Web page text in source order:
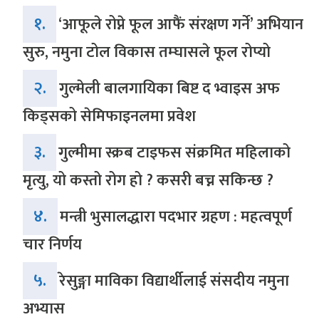
१. ‘आफूले रोप्ने फूल आफैं संरक्षण गर्ने’ अभियान
सुरु, नमुना टोल विकास तम्घासले फूल रोप्यो
२. गुल्मेली बालगायिका बिष्ट द भ्वाइस अफ
किड्सको सेमिफाइनलमा प्रवेश
३. गुल्मीमा स्क्रब टाइफस संक्रमित महिलाको
मृत्यु, यो कस्तो रोग हो ? कसरी बच्न सकिन्छ ?
४. मन्त्री भुसालद्धारा पदभार ग्रहण : महत्वपूर्ण
चार निर्णय
५. रेसुङ्गा माविका विद्यार्थीलाई संसदीय नमुना
अभ्यास